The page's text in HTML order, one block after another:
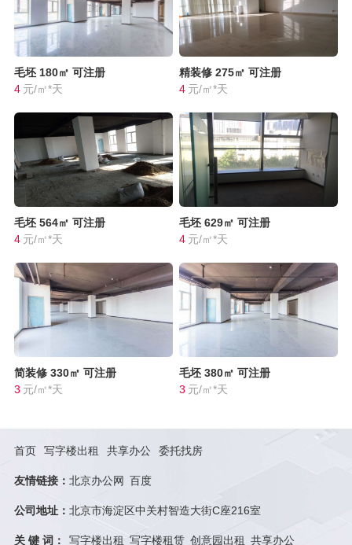
毛坯 180㎡ 可注册
4 元/㎡*天
精装修 275㎡ 可注册
4 元/㎡*天
毛坯 564㎡ 可注册
4 元/㎡*天
毛坯 629㎡ 可注册
4 元/㎡*天
简装修 330㎡ 可注册
3 元/㎡*天
毛坯 380㎡ 可注册
3 元/㎡*天
首页 写字楼出租 共享办公 委托找房
友情链接： 北京办公网 百度
公司地址： 北京市海淀区中关村智造大街C座216室
关 键 词： 写字楼出租 写字楼租赁 创意园出租 共享办公